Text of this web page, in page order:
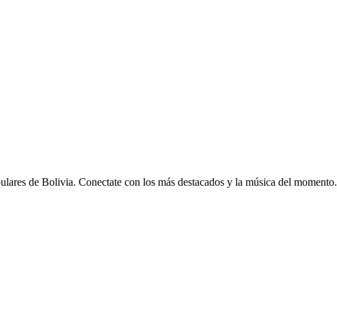
de Bolivia. Conectate con los más destacados y la música del momento.